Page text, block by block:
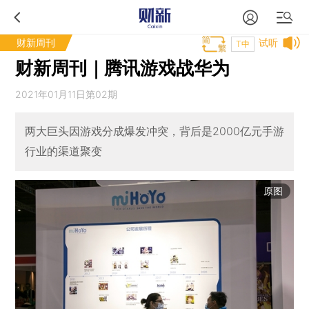
财新周刊 试听
T中
财新周刊｜腾讯游戏战华为
2021年01月11日第02期
两大巨头因游戏分成爆发冲突，背后是2000亿元手游
行业的渠道聚变
原图